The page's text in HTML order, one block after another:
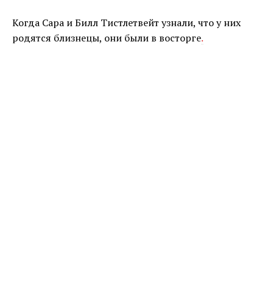
Когда Сара и Билл Тистлетвейт узнали, что у них
родятся близнецы, они были в восторге.